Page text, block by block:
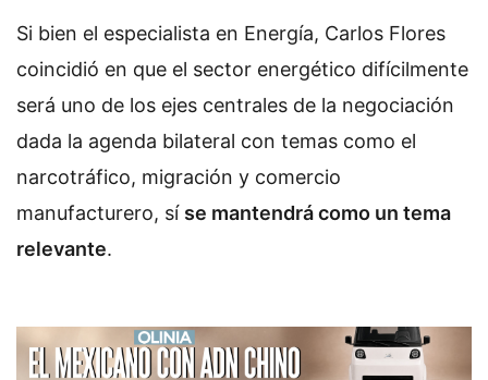
Si bien el especialista en Energía, Carlos Flores
coincidió en que el sector energético difícilmente
será uno de los ejes centrales de la negociación
dada la agenda bilateral con temas como el
narcotráfico, migración y comercio
manufacturero, sí se mantendrá como un tema
relevante.